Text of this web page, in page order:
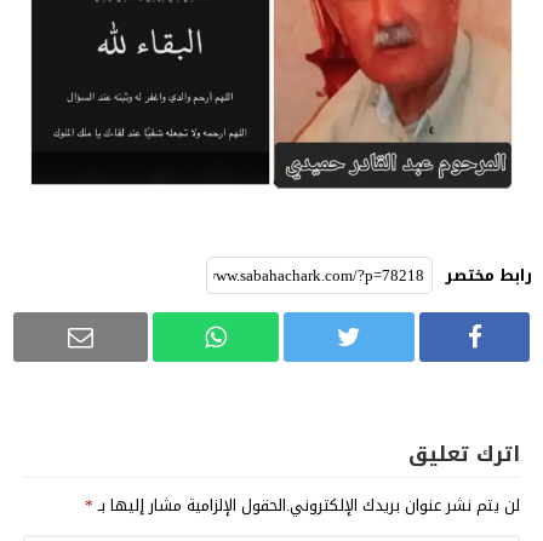
رابط مختصر
اترك تعليق
لن يتم نشر عنوان بريدك الإلكتروني.الحقول الإلزامية مشار إليها بـ*